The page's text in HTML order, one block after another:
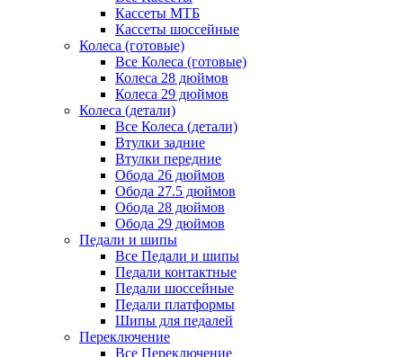
Кассеты МТБ
Кассеты шоссейные
Колеса (готовые)
Все Колеса (готовые)
Колеса 28 дюймов
Колеса 29 дюймов
Колеса (детали)
Все Колеса (детали)
Втулки задние
Втулки передние
Обода 26 дюймов
Обода 27.5 дюймов
Обода 28 дюймов
Обода 29 дюймов
Педали и шипы
Все Педали и шипы
Педали контактные
Педали шоссейные
Педали платформы
Шипы для педалей
Переключение
Все Переключение